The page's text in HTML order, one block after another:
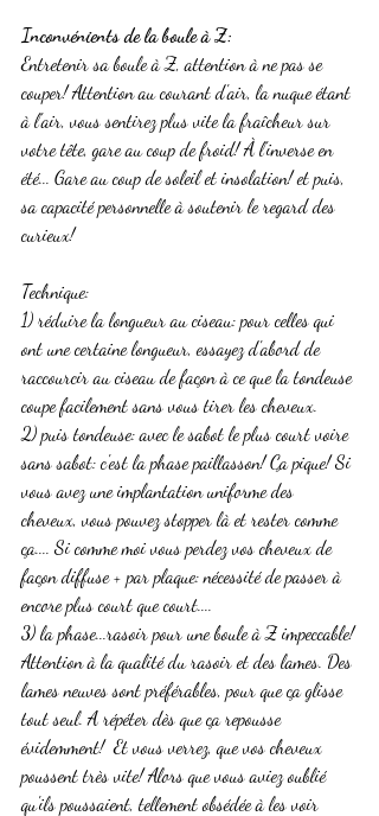
Inconvénients de la boule à Z:
Entretenir sa boule à Z, attention à ne pas se
couper! Attention au courant d'air, la nuque étant
à l'air, vous sentirez plus vite la fraîcheur sur
votre tête, gare au coup de froid! À l'inverse en
été... Gare au coup de soleil et insolation! et puis,
sa capacité personnelle à soutenir le regard des
curieux!
Technique:
1) réduire la longueur au ciseau: pour celles qui
ont une certaine longueur, essayez d'abord de
raccourcir au ciseau de façon à ce que la tondeuse
coupe facilement sans vous tirer les cheveux.
2) puis tondeuse: avec le sabot le plus court voire
sans sabot: c'est la phase paillasson! Ça pique! Si
vous avez une implantation uniforme des
cheveux, vous pouvez stopper là et rester comme
ça.... Si comme moi vous perdez vos cheveux de
façon diffuse + par plaque: nécessité de passer à
encore plus court que court....
3) la phase...rasoir pour une boule à Z impeccable!
Attention à la qualité du rasoir et des lames. Des
lames neuves sont préférables, pour que ça glisse
tout seul. A répéter dès que ça repousse
évidemment!  Et vous verrez, que vos cheveux
poussent très vite! Alors que vous aviez oublié
qu'ils poussaient, tellement obsédée à les voir